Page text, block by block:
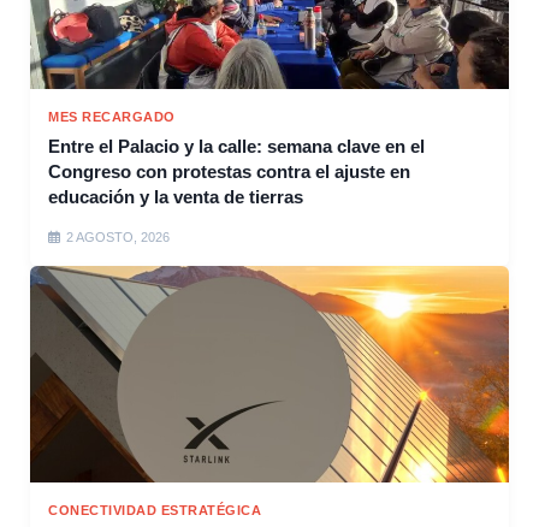
MES RECARGADO
Entre el Palacio y la calle: semana clave en el
Congreso con protestas contra el ajuste en
educación y la venta de tierras
2 AGOSTO, 2026
CONECTIVIDAD ESTRATÉGICA